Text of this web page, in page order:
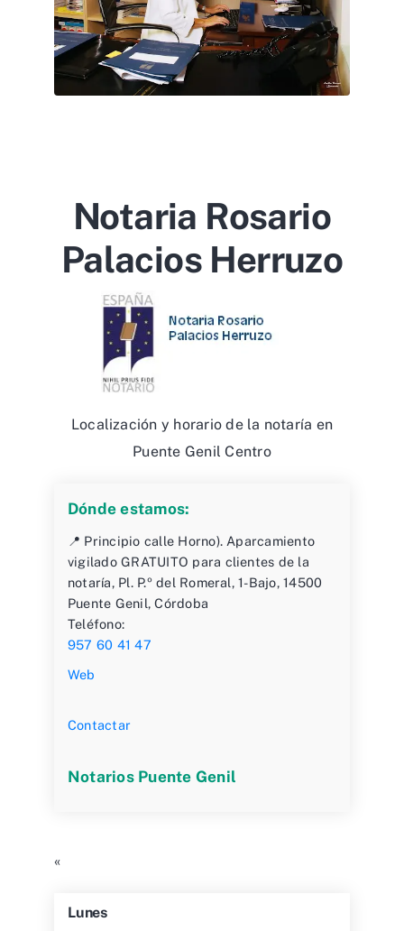
Notaria Rosario
Palacios Herruzo
Localización y horario de la notaría en
Puente Genil Centro
Dónde estamos:
📍 Principio calle Horno). Aparcamiento
vigilado GRATUITO para clientes de la
notaría, Pl. P.º del Romeral, 1-Bajo, 14500
Puente Genil, Córdoba
Teléfono:
957 60 41 47
Web
Contactar
Notarios Puente Genil
«
Lunes